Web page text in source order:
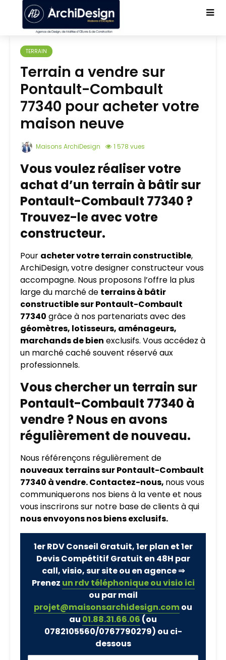
TERRAIN
Terrain a vendre sur
Pontault-Combault
77340 pour acheter votre
maison neuve
Maisons ArchiDesign 1 578 vues
Vous voulez réaliser votre
achat d’un terrain à bâtir sur
Pontault-Combault 77340 ?
Trouvez-le avec votre
constructeur.
Pour acheter votre terrain constructible,
ArchiDesign, votre designer constructeur vous
accompagne. Nous proposons l’offre la plus
large du marché de terrains à bâtir
constructible sur Pontault-Combault
77340 grâce à nos partenariats avec des
géomètres, lotisseurs, aménageurs,
marchands de bien exclusifs. Vous accédez à
un marché caché souvent réservé aux
professionnels.
Vous chercher un terrain sur
Pontault-Combault 77340 à
vendre ? Nous en avons
régulièrement de nouveau.
Nous référençons régulièrement de
nouveaux terrains sur Pontault-Combault
77340 à vendre. Contactez-nous, nous vous
communiquerons nos biens à la vente et nous
vous inscrirons sur notre base de clients à qui
nous envoyons nos biens exclusifs.
1er RDV Conseil Gratuit, 1er plan et 1er
Devis Compétitif Gratuit en 48H par
call, visio, sur site ou en agence ⇒
Prenez un rdv téléphonique ou visio ici
ou par mail
projet@maisonsarchidesign.comou
au 01.88.31.66.06 (ou
0782105560/0767790279) ou ci-
dessous